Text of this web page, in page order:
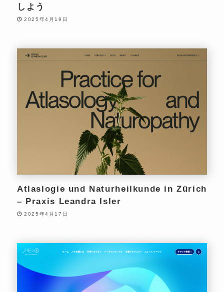
しよう
2025年4月19日
Atlaslogie und Naturheilkunde in Zürich
– Praxis Leandra Isler
2025年4月17日